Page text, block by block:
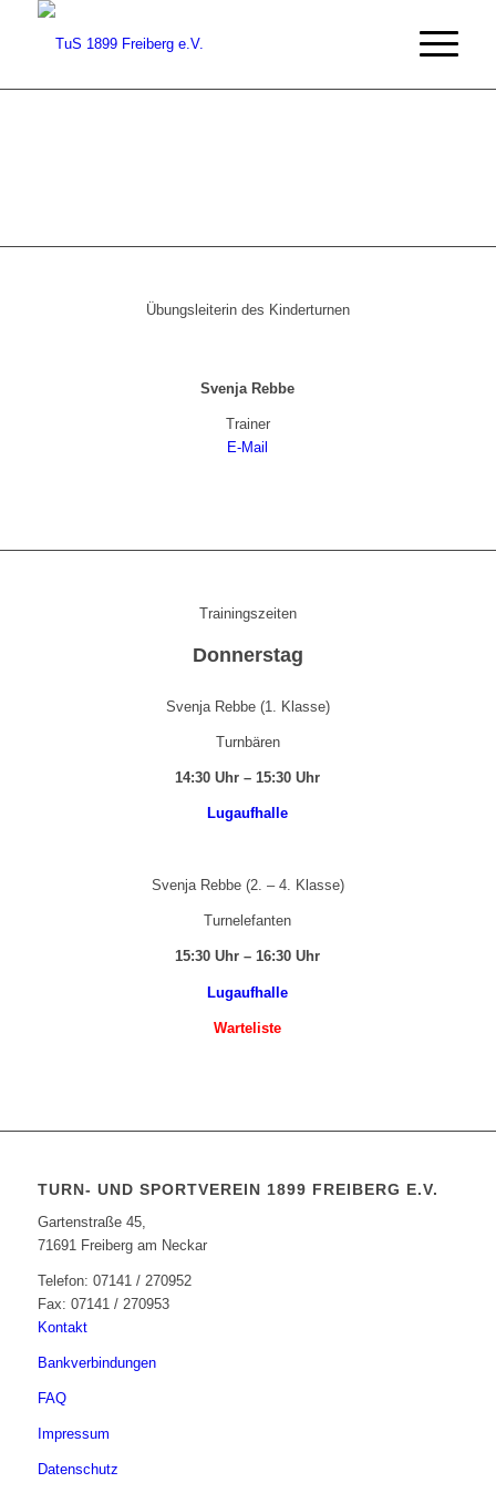
Übungsleiterin des Kinderturnen
Svenja Rebbe
Trainer
E-Mail
Trainingszeiten
Donnerstag
Svenja Rebbe (1. Klasse)
Turnbären
14:30 Uhr – 15:30 Uhr
Lugaufhalle
Svenja Rebbe (2. – 4. Klasse)
Turnelefanten
15:30 Uhr – 16:30 Uhr
Lugaufhalle
Warteliste
TURN- UND SPORTVEREIN 1899 FREIBERG E.V.
Gartenstraße 45,
71691 Freiberg am Neckar
Telefon: 07141 / 270952
Fax: 07141 / 270953
Kontakt
Bankverbindungen
FAQ
Impressum
Datenschutz